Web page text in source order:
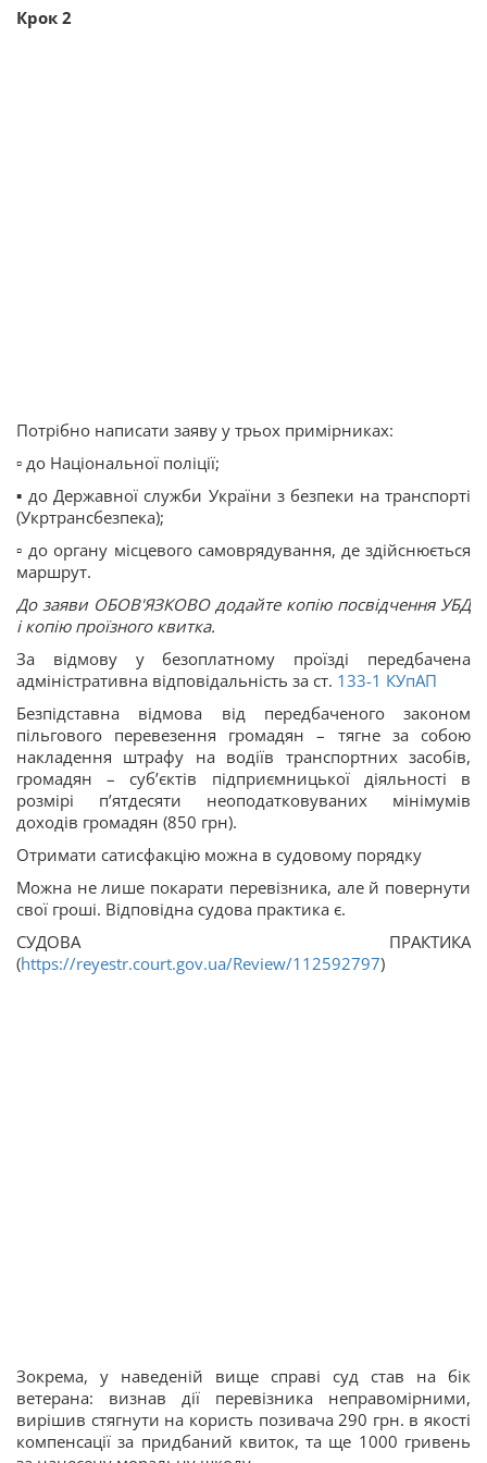
Крок 2️
Потрібно написати заяву у трьох примірниках:
▫️ до Національної поліції;
▪️ до Державної служби України з безпеки на транспорті
(Укртрансбезпека);
▫️ до органу місцевого самоврядування, де здійснюється
маршрут.
До заяви ОБОВ'ЯЗКОВО додайте копію посвідчення УБД
і копію проїзного квитка.
За відмову у безоплатному проїзді передбачена
адміністративна відповідальність за ст. 133-1 КУпАП
Безпідставна відмова від передбаченого законом
пільгового перевезення громадян – тягне за собою
накладення штрафу на водіїв транспортних засобів,
громадян – суб’єктів підприємницької діяльності в
розмірі п’ятдесяти неоподатковуваних мінімумів
доходів громадян (850 грн).
Отримати сатисфакцію можна в судовому порядку
Можна не лише покарати перевізника, але й повернути
свої гроші. Відповідна судова практика є.
СУДОВА ПРАКТИКА
(https://reyestr.court.gov.ua/Review/112592797)
Зокрема, у наведеній вище справі суд став на бік
ветерана: визнав дії перевізника неправомірними,
вирішив стягнути на користь позивача 290 грн. в якості
компенсації за придбаний квиток, та ще 1000 гривень